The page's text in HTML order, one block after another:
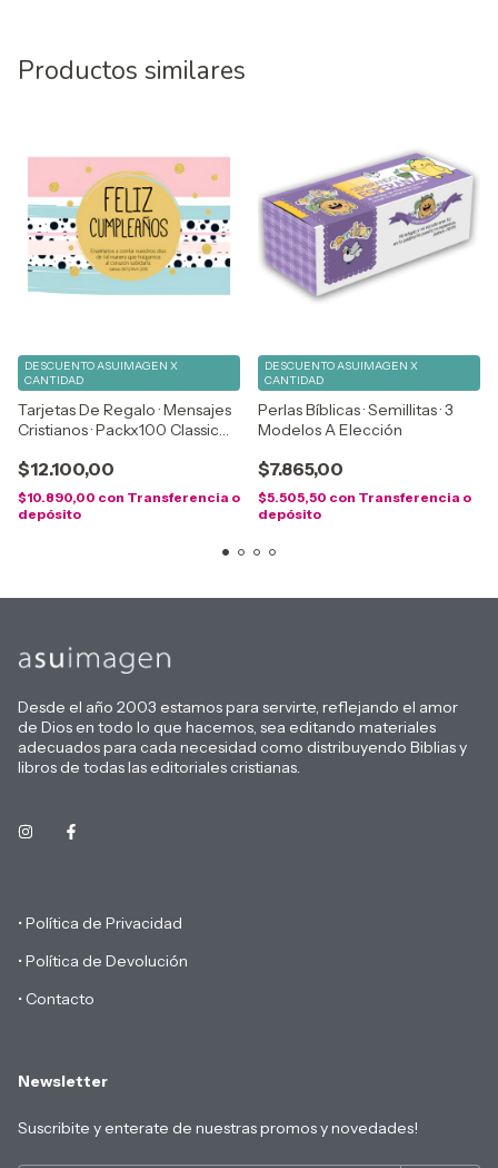
Productos similares
Tarjetas De Regalo · Mensajes
Cristianos · Packx100 Classic
$12.100,00
DESCUENTO ASUIMAGEN X
CANTIDAD
$10.890,00 con Transferencia o
depósito
Perlas Bíblicas · Semillitas · 3
Modelos A Elección
$7.865,00
DESCUENTO ASUIMAGEN X
CANTIDAD
$5.505,50 con Transferencia o
depósito
Desde el año 2003 estamos para servirte, reflejando el amor
de Dios en todo lo que hacemos, sea editando materiales
adecuados para cada necesidad como distribuyendo Biblias y
libros de todas las editoriales cristianas.
• Política de Privacidad
• Política de Devolución
• Contacto
Newsletter
Suscribite y enterate de nuestras promos y novedades!